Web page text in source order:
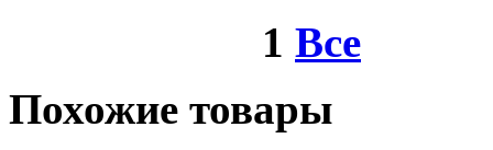
1 Все
Похожие товары